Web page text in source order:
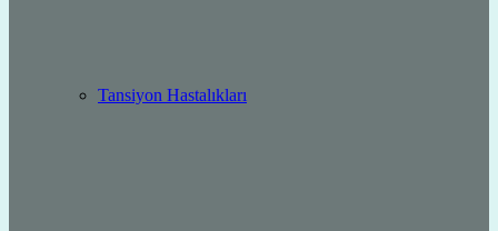
Tansiyon Hastalıkları